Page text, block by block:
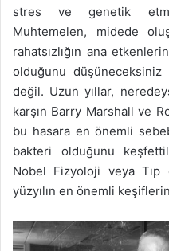
stres ve genetik
Muhtemelen, midede
rahatsızlığın ana
olduğunu
değil. Uzun yıllar,
karşın Barry Marshall ve
bu hasara en önemli
bakteri olduğunu
Nobel Fizyoloji veya Tıp
yüzyılın en önemli